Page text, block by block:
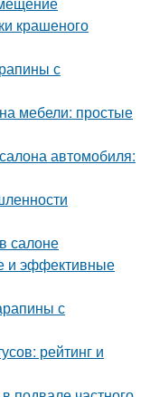
крашеного
с
мебели: простые
автомобиля:
салоне
и эффективные
с
рейтинг и